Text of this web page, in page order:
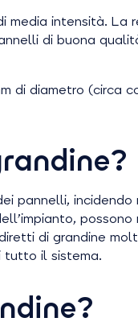
media intensità. La
di buona
di diametro (circa
pannelli,
possono
di grandine
tutto il sistema.